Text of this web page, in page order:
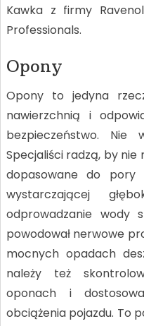
Kawka z firmy
Professionals.
Opony
Opony to jedyna
nawierzchnią i
bezpieczeństwo. Nie
Specjaliści radzą, by nie
dopasowane do pory
wystarczającej
odprowadzanie wody
powodował nerwowe
mocnych opadach
należy też
oponach i
obciążenia pojazdu. To